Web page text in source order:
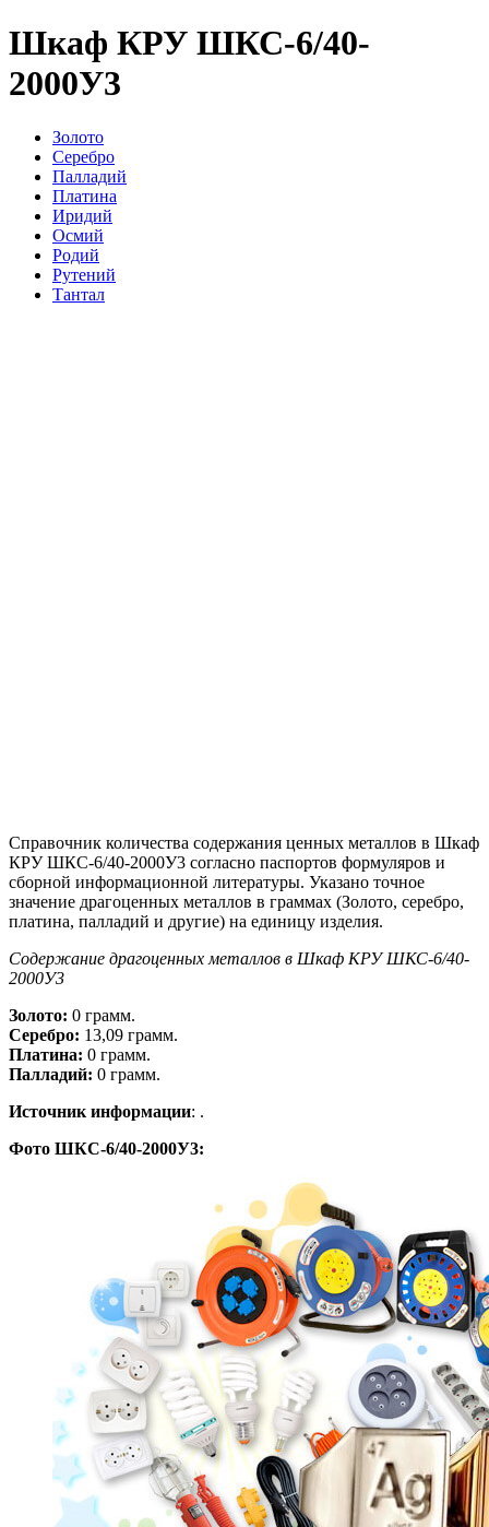
Шкаф КРУ ШКС-6/40-
2000У3
Золото
Серебро
Палладий
Платина
Иридий
Осмий
Родий
Рутений
Тантал
Справочник количества содержания ценных металлов в Шкаф
КРУ ШКС-6/40-2000У3 согласно паспортов формуляров и
сборной информационной литературы. Указано точное
значение драгоценных металлов в граммах (Золото, серебро,
платина, палладий и другие) на единицу изделия.
Содержание драгоценных металлов в Шкаф КРУ ШКС-6/40-
2000У3
Золото: 0 грамм.
Серебро: 13,09 грамм.
Платина: 0 грамм.
Палладий: 0 грамм.
Источник информации: .
Фото ШКС-6/40-2000У3: